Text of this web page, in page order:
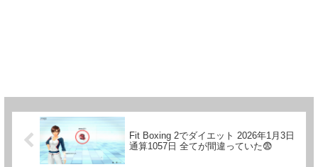
Fit Boxing 2でダイエット 2026年1月3日
通算1057日 全てが間違っていた😨